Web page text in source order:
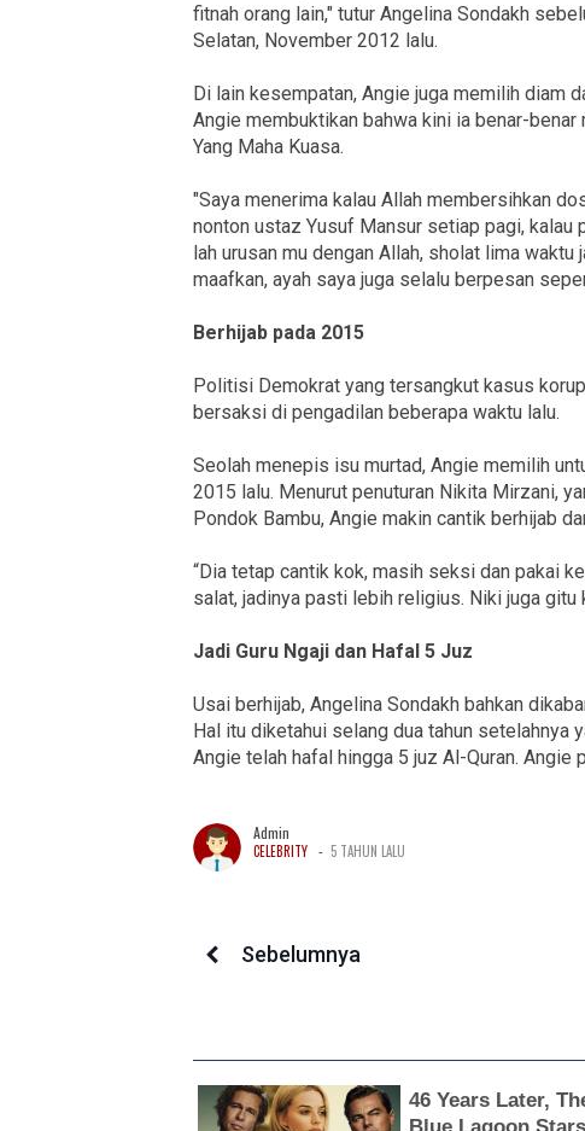
fitnah orang lain," tutur Angelina Sondakh
Selatan, November 2012 lalu.
Di lain kesempatan, Angie juga memilih diam
Angie membuktikan bahwa kini ia benar-
Yang Maha Kuasa.
"Saya menerima kalau Allah membersihkan
nonton ustaz Yusuf Mansur setiap pagi,
lah urusan mu dengan Allah, sholat lima waktu
maafkan, ayah saya juga selalu berpesan
Berhijab pada 2015
Politisi Demokrat yang tersangkut kasus
bersaksi di pengadilan beberapa waktu lalu.
Seolah menepis isu murtad, Angie memilih
2015 lalu. Menurut penuturan Nikita Mirzani,
Pondok Bambu, Angie makin cantik berhijab
“Dia tetap cantik kok, masih seksi dan pakai
salat, jadinya pasti lebih religius. Niki juga gitu
Jadi Guru Ngaji dan Hafal 5 Juz
Usai berhijab, Angelina Sondakh bahkan
Hal itu diketahui selang dua tahun setelahnya
Angie telah hafal hingga 5 juz Al-Quran.
Admin
CELEBRITY - 5 TAHUN LALU
Sebelumnya